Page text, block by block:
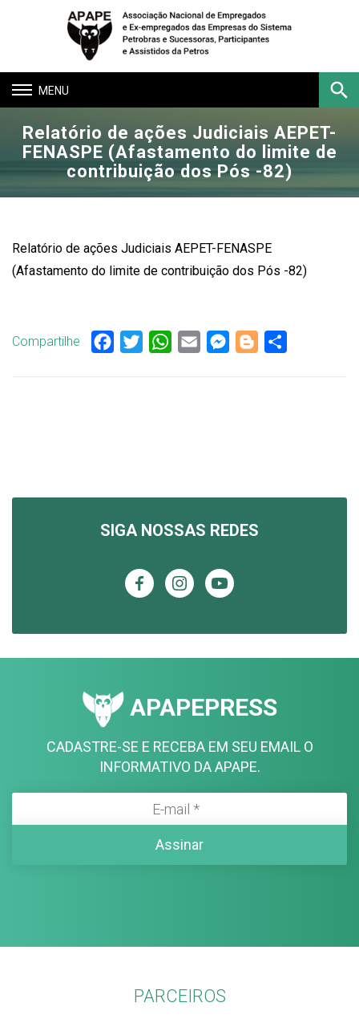
Toggle
navigation
Buscar
Relatório de ações Judiciais AEPET-
FENASPE (Afastamento do limite de
contribuição dos Pós -82)
Relatório de ações Judiciais AEPET-FENASPE
(Afastamento do limite de contribuição dos Pós -82)
Compartilhe Facebook
TwitterWhatsApp
Email Messenger
Blogger
SIGA NOSSAS REDES
APAPEPRESS
CADASTRE-SE E RECEBA EM SEU EMAIL O
INFORMATIVO DA APAPE.
PARCEIROS